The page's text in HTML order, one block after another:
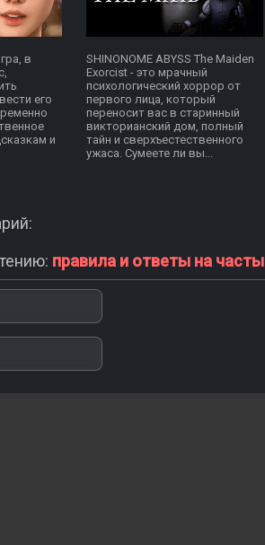
в
его
и
SHINONOME ABYSS The Maiden
Exorcist - это мрачный
психологический хоррор от
первого лица, который
переносит вас в старинный
викторианский дом, полный
тайн и сверхъестественного
ужаса. Сумеете ли вы...
правила и ответы на